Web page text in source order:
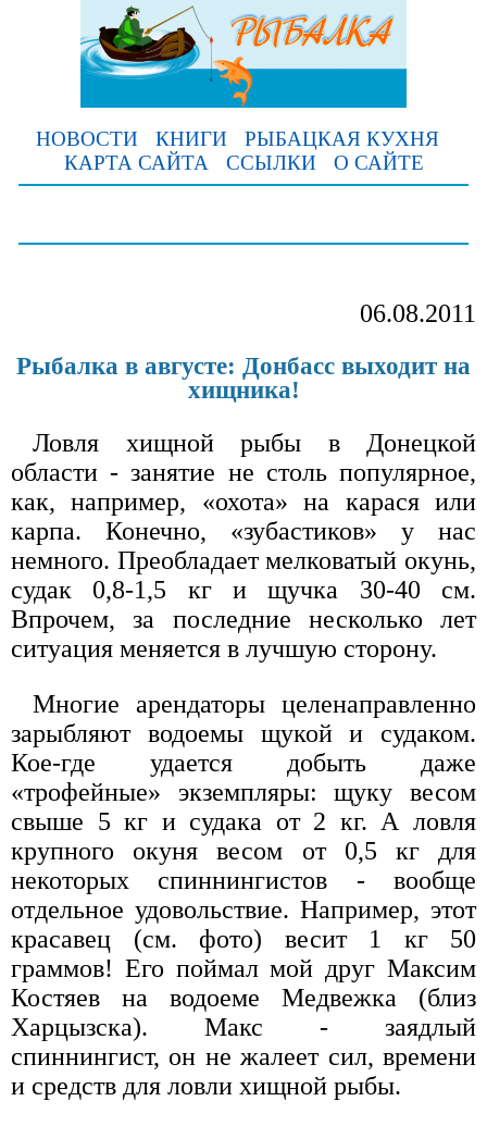
НОВОСТИ КНИГИ
РЫБАЦКАЯ КУХНЯ
КАРТА САЙТА
ССЫЛКИ О САЙТЕ
06.08.2011
Рыбалка в августе: Донбасс выходит на
хищника!
Ловля хищной рыбы в Донецкой
области - занятие не столь популярное,
как, например, «охота» на карася или
карпа. Конечно, «зубастиков» у нас
немного. Преобладает мелковатый окунь,
судак 0,8-1,5 кг и щучка 30-40 см.
Впрочем, за последние несколько лет
ситуация меняется в лучшую сторону.
Многие арендаторы целенаправленно
зарыбляют водоемы щукой и судаком.
Кое-где удается добыть даже
«трофейные» экземпляры: щуку весом
свыше 5 кг и судака от 2 кг. А ловля
крупного окуня весом от 0,5 кг для
некоторых спиннингистов - вообще
отдельное удовольствие. Например, этот
красавец (см. фото) весит 1 кг 50
граммов! Его поймал мой друг Максим
Костяев на водоеме Медвежка (близ
Харцызска). Макс - заядлый
спиннингист, он не жалеет сил, времени
и средств для ловли хищной рыбы.